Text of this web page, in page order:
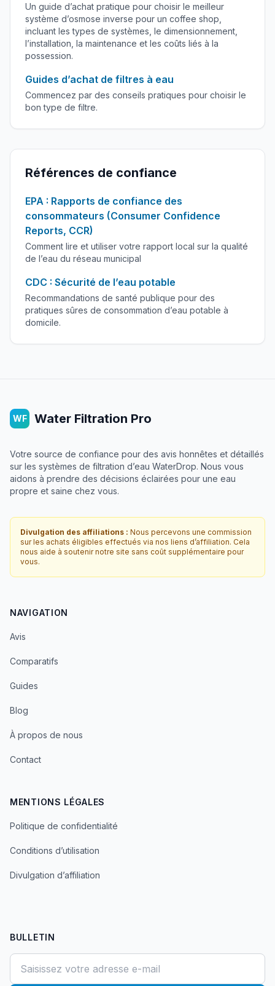
Un guide d’achat pratique pour choisir le meilleur
système d’osmose inverse pour un coffee shop,
incluant les types de systèmes, le dimensionnement,
l’installation, la maintenance et les coûts liés à la
possession.
Guides d’achat de filtres à eau
Commencez par des conseils pratiques pour choisir le
bon type de filtre.
Références de confiance
EPA : Rapports de confiance des
consommateurs (Consumer Confidence
Reports, CCR)
Comment lire et utiliser votre rapport local sur la qualité
de l’eau du réseau municipal
CDC : Sécurité de l’eau potable
Recommandations de santé publique pour des
pratiques sûres de consommation d’eau potable à
domicile.
WF Water Filtration Pro
Votre source de confiance pour des avis honnêtes et détaillés
sur les systèmes de filtration d’eau WaterDrop. Nous vous
aidons à prendre des décisions éclairées pour une eau
propre et saine chez vous.
Divulgation des affiliations : Nous percevons une commission
sur les achats éligibles effectués via nos liens d’affiliation. Cela
nous aide à soutenir notre site sans coût supplémentaire pour
vous.
NAVIGATION
Avis
Comparatifs
Guides
Blog
À propos de nous
Contact
MENTIONS LÉGALES
Politique de confidentialité
Conditions d’utilisation
Divulgation d’affiliation
BULLETIN